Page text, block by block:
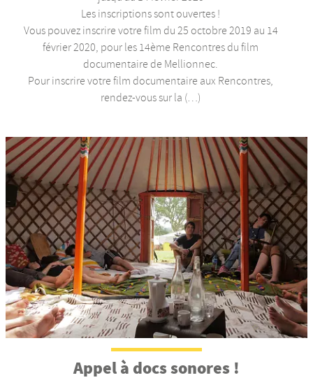
Les inscriptions sont ouvertes !
Vous pouvez inscrire votre film du 25 octobre 2019 au 14
février 2020, pour les 14ème Rencontres du film
documentaire de Mellionnec.
Pour inscrire votre film documentaire aux Rencontres,
rendez-vous sur la (…)
Appel à docs sonores !